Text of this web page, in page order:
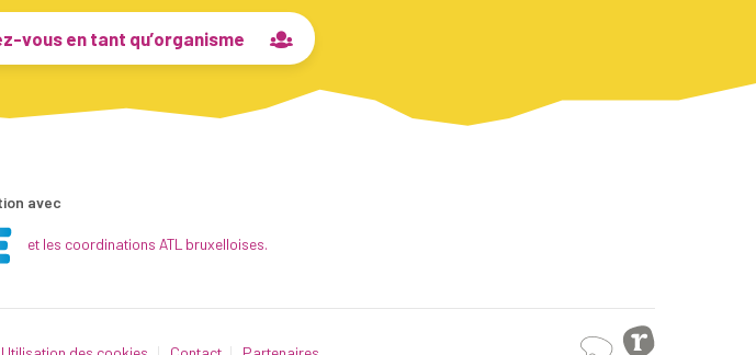
vous en tant qu’organisme
avec
et les coordinations ATL bruxelloises.